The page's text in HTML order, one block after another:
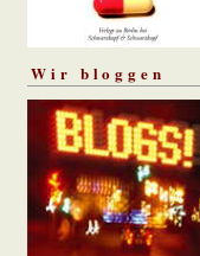
Wir bloggen